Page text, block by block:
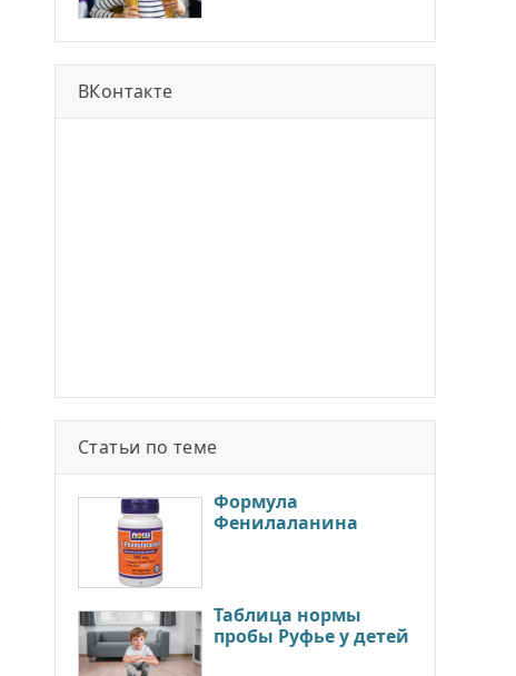
ВКонтакте
Статьи по теме
Формула
Фенилаланина
Таблица нормы
пробы Руфье у детей